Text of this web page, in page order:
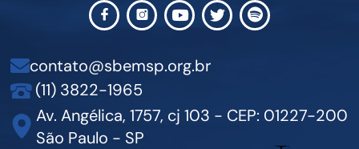
contato@sbemsp.org.br
(11) 3822-1965
Av. Angélica, 1757, cj 103 - CEP: 01227-200
São Paulo - SP